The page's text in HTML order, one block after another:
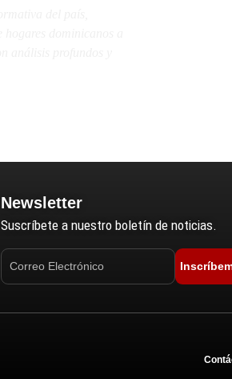
Newsletter
Suscríbete a nuestro boletín de noticias.